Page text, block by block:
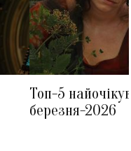
Топ-5
березня-2026